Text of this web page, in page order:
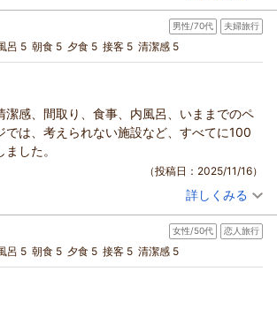
（返信日：2026/01/20）
過ごしいただけたことは、何よりでした。
きますことを、スタッフ一同心より
す。この度は誠にありがとうございまし
宿泊 (家族旅行)
遊体験！死海風呂&無料貸切風呂！バーニャカウダ
ラン♪
4ベッド 朝・夕
14,000円(大人一人あたり/税込)
トペンションからの返信
だき、また素敵なご感想をお寄せいただき
ざいます。マッサージ機やお風呂後の
フカフカのベッドなど、当館の設備やサービ
とのこと、大変嬉しく拝見いたしました。
だけたとのお言葉、大変嬉しく思います。
日を心よりお待ちしております。
した。
男性/70代 夫婦旅行
呂 5 朝食 5 夕食 5 接客 5 清潔感 5
潔感、間取り、食事、内風呂、いままでのペ
では、考えられない施設など、すべてに100
した。
（投稿日：2025/11/16）
さん(男性/70代)
浮遊体験！死海風呂&無料貸切風呂！バーニャカウダ
ン♪
ツイン 朝・夕
22,000円(大人一人あたり/税込)
詳しくみる
女性/50代 恋人旅行
呂 5 朝食 5 夕食 5 接客 5 清潔感 5